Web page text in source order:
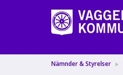
Nämnder & Styrelser